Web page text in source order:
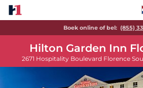
Boek online of bel: (855)
Hilton Garden Inn
2671 Hospitality Boulevard Florence